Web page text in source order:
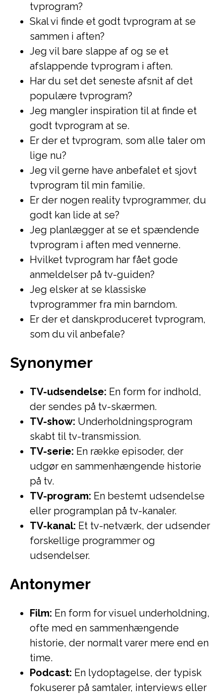
tvprogram?
Skal vi finde et godt tvprogram at se
sammen i aften?
Jeg vil bare slappe af og se et
afslappende tvprogram i aften.
Har du set det seneste afsnit af det
populære tvprogram?
Jeg mangler inspiration til at finde et
godt tvprogram at se.
Er der et tvprogram, som alle taler om
lige nu?
Jeg vil gerne have anbefalet et sjovt
tvprogram til min familie.
Er der nogen reality tvprogrammer, du
godt kan lide at se?
Jeg planlægger at se et spændende
tvprogram i aften med vennerne.
Hvilket tvprogram har fået gode
anmeldelser på tv-guiden?
Jeg elsker at se klassiske
tvprogrammer fra min barndom.
Er der et danskproduceret tvprogram,
som du vil anbefale?
Synonymer
TV-udsendelse: En form for indhold,
der sendes på tv-skærmen.
TV-show: Underholdningsprogram
skabt til tv-transmission.
TV-serie: En række episoder, der
udgør en sammenhængende historie
på tv.
TV-program: En bestemt udsendelse
eller programplan på tv-kanaler.
TV-kanal: Et tv-netværk, der udsender
forskellige programmer og
udsendelser.
Antonymer
Film: En form for visuel underholdning,
ofte med en sammenhængende
historie, der normalt varer mere end en
time.
Podcast: En lydoptagelse, der typisk
fokuserer på samtaler, interviews eller